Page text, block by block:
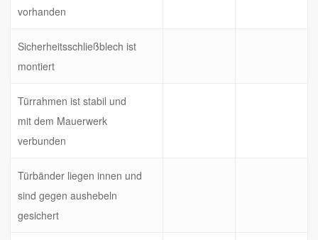
vorhanden
Sicherheitsschließblech ist
montiert
Türrahmen ist stabil und
mit dem Mauerwerk
verbunden
Türbänder liegen innen und
sind gegen aushebeln
gesichert